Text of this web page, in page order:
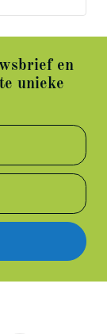
en
unieke